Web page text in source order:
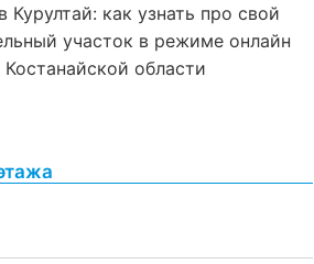
Курултай: как узнать про свой
участок в режиме онлайн
области